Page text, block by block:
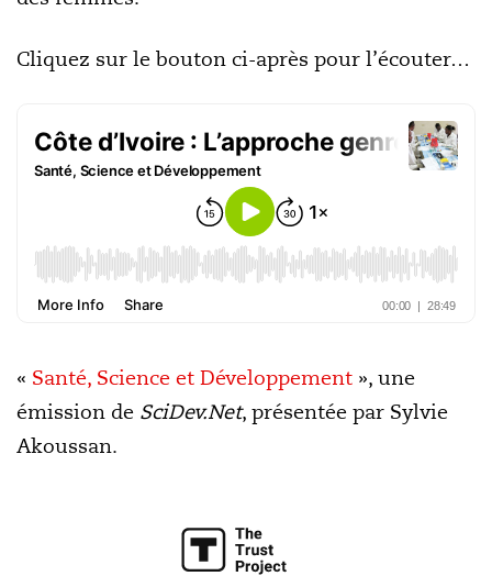
Cliquez sur le bouton ci-après pour l’écouter…
« Santé, Science et Développement », une
émission de SciDev.Net, présentée par Sylvie
Akoussan.